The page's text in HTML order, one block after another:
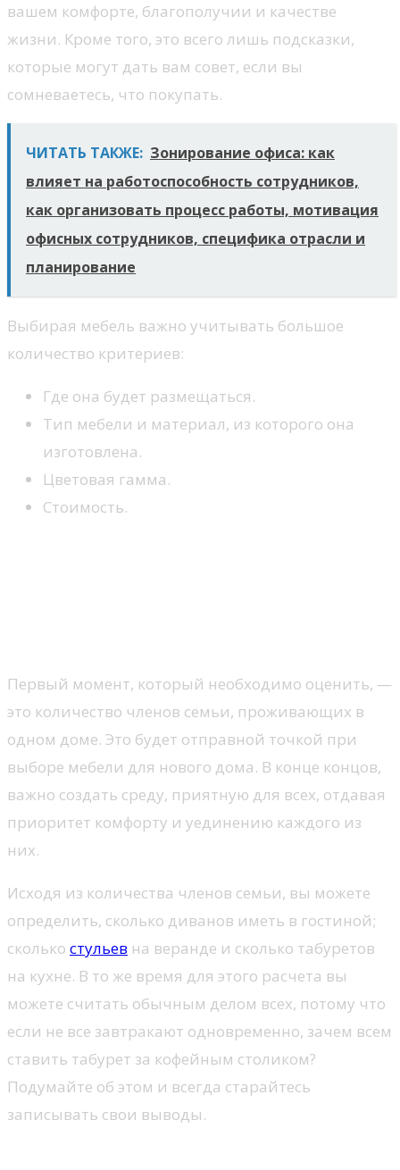
вашем комфорте, благополучии и качестве
жизни. Кроме того, это всего лишь подсказки,
которые могут дать вам совет, если вы
сомневаетесь, что покупать.
ЧИТАТЬ ТАКЖЕ: Зонирование офиса: как
влияет на работоспособность сотрудников,
как организовать процесс работы, мотивация
офисных сотрудников, специфика отрасли и
планирование
Выбирая мебель важно учитывать большое
количество критериев:
Где она будет размещаться.
Тип мебели и материал, из которого она
изготовлена.
Цветовая гамма.
Стоимость.
Первый момент, который необходимо оценить, —
это количество членов семьи, проживающих в
одном доме. Это будет отправной точкой при
выборе мебели для нового дома. В конце концов,
важно создать среду, приятную для всех, отдавая
приоритет комфорту и уединению каждого из
них.
Исходя из количества членов семьи, вы можете
определить, сколько диванов иметь в гостиной;
сколько стульев на веранде и сколько табуретов
на кухне. В то же время для этого расчета вы
можете считать обычным делом всех, потому что
если не все завтракают одновременно, зачем всем
ставить табурет за кофейным столиком?
Подумайте об этом и всегда старайтесь
записывать свои выводы.